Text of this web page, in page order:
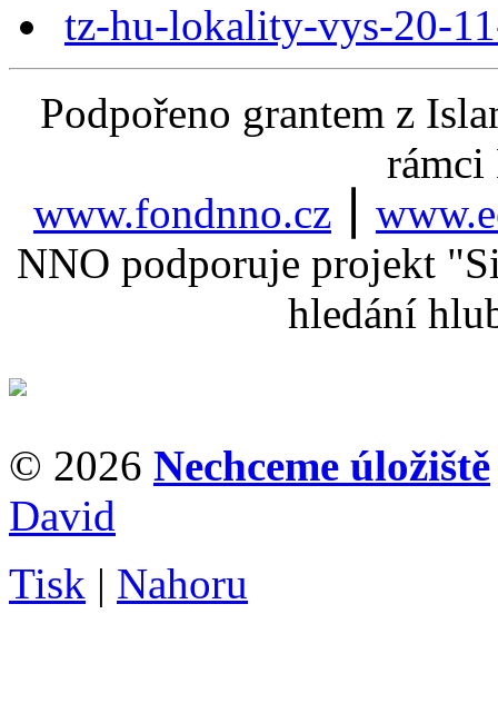
tz-hu-lokality-vys-20-
Podpořeno grantem z
rámci
www.fondnno.cz
NNO podporuje projekt
hledání
© 2026 Nechceme úložiště
David
Tisk | Nahoru